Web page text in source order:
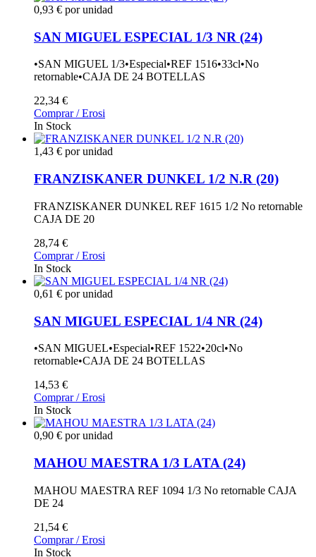
0,93 € por unidad
SAN MIGUEL ESPECIAL 1/3 NR (24)
•SAN MIGUEL 1/3•Especial•REF 1516•33cl•No
retornable•CAJA DE 24 BOTELLAS
22,34 €
Comprar / Erosi
In Stock
1,43 € por unidad
FRANZISKANER DUNKEL 1/2 N.R (20)
FRANZISKANER DUNKEL REF 1615 1/2 No retornable
CAJA DE 20
28,74 €
Comprar / Erosi
In Stock
0,61 € por unidad
SAN MIGUEL ESPECIAL 1/4 NR (24)
•SAN MIGUEL•Especial•REF 1522•20cl•No
retornable•CAJA DE 24 BOTELLAS
14,53 €
Comprar / Erosi
In Stock
0,90 € por unidad
MAHOU MAESTRA 1/3 LATA (24)
MAHOU MAESTRA REF 1094 1/3 No retornable CAJA
DE 24
21,54 €
Comprar / Erosi
In Stock